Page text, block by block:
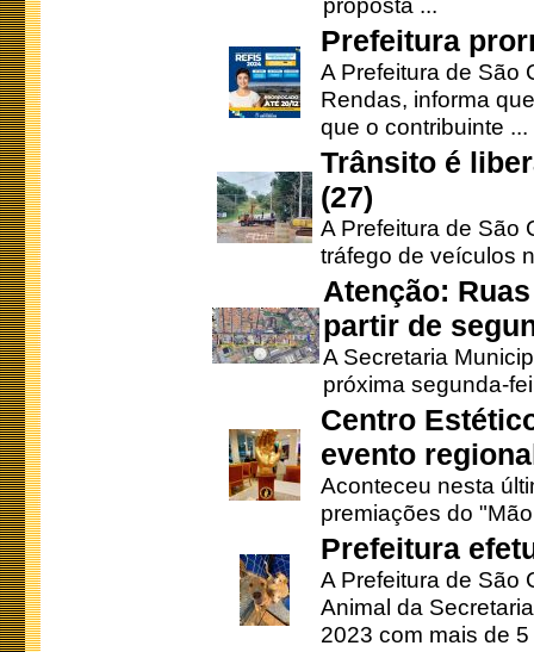
Prefeitura
A Prefeitura de São
Rendas, informa
que o contribuinte ...
Trânsito é
(27)
A Prefeitura de São
tráfego de veículos
Atenção:
partir de
A Secretaria
próxima segunda-
Centro
evento
Aconteceu nesta
premiações do
Prefeitura
A Prefeitura de São
Animal da
2023 com mais de 5